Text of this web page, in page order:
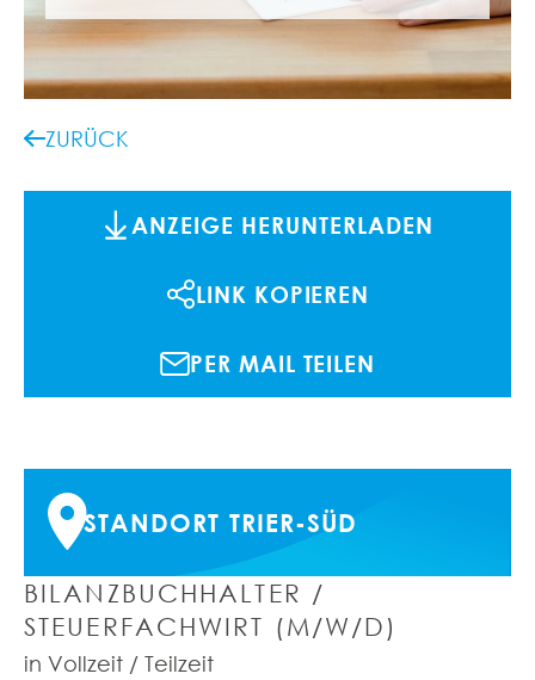
ZURÜCK
ANZEIGE HERUNTERLADEN
LINK KOPIEREN
PER MAIL TEILEN
BILANZBUCHHALTER /
STEUERFACHWIRT (M/W/D)
in Vollzeit / Teilzeit
STANDORT TRIER-SÜD